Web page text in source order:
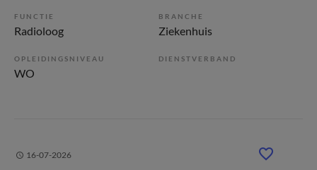
FUNCTIE
Radioloog
BRANCHE
Ziekenhuis
OPLEIDINGSNIVEAU
WO
DIENSTVERBAND
16-07-2026